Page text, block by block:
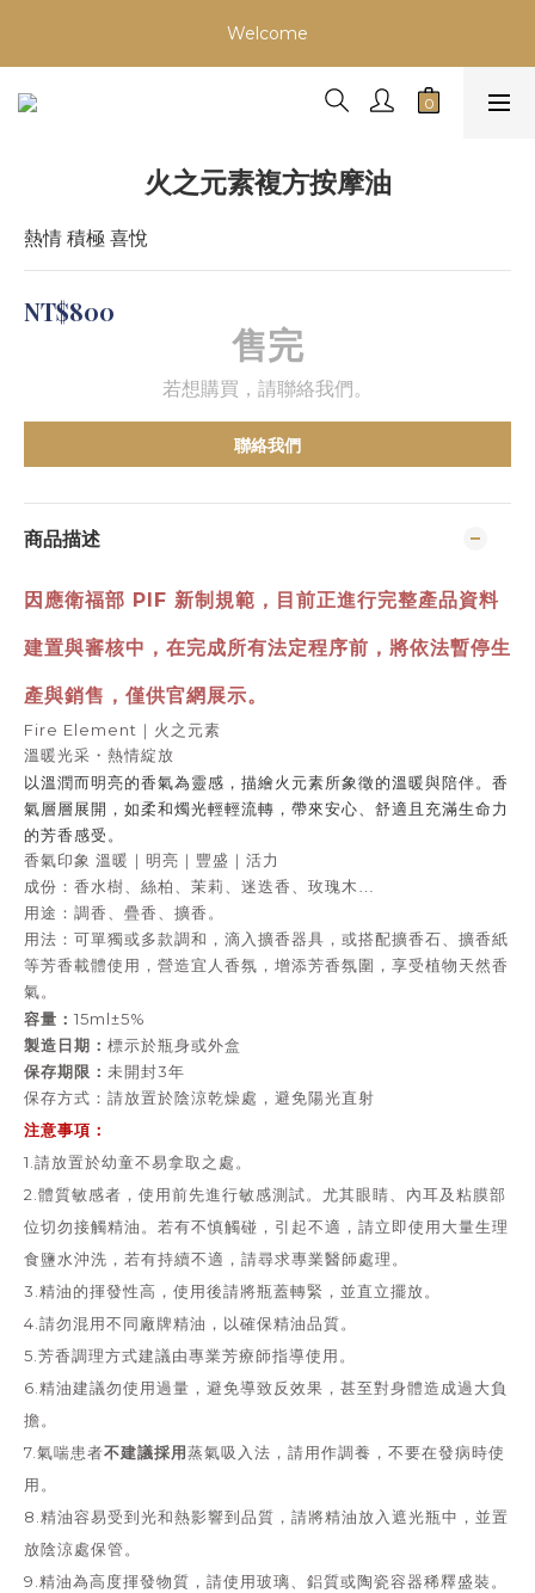
Welcome
Welcome
會員超商取貨首次免運！
【享年度88折】
火之元素複方按摩油
熱情 積極 喜悅
NT$800
售完
若想購買，請聯絡我們。
聯絡我們
商品描述
因應衛福部 PIF 新制規範，目前正進行完整產品資料
建置與審核中， 在完成所有法定程序前，將依法暫停生
產與銷售，僅供官網展示。
Fire Element｜火之元素
溫暖光采・熱情綻放
以溫潤而明亮的香氣為靈感，描繪火元素所象徵的溫暖與陪伴。香
氣層層展開，如柔和燭光輕輕流轉，帶來安心、舒適且充滿生命力
的芳香感受。
香氣印象 溫暖｜明亮｜豐盛｜活力
成份：香水樹、絲柏、茉莉、迷迭香、玫瑰木…
用途： 調香、疊香、擴香。
用法： 可單獨或多款調和，滴入擴香器具，或搭配擴香石、擴香紙
等芳香載體使用，營造宜人香氛，增添芳香氛圍，享受植物天然香
氣。
容量： 15ml±5%
製造日期： 標示於瓶身或外盒
保存期限： 未開封3年
保存方式：請放置於陰涼乾燥處，避免陽光直射
注意事項：
1.請放置於幼童不易拿取之處。
2.體質敏感者，使用前先進行敏感測試。尤其眼睛、內耳及粘膜部
位切勿接觸精油。若有不慎觸碰，引起不適，請立即使用大量生理
食鹽水沖洗，若有持續不適，請尋求專業醫師處理。
3.精油的揮發性高，使用後請將瓶蓋轉緊，並直立擺放。
4.請勿混用不同廠牌精油，以確保精油品質。
5.芳香調理方式建議由專業芳療師指導使用。
6.精油建議勿使用過量，避免導致反效果，甚至對身體造成過大負
擔。
7.氣喘患者不建議採用蒸氣吸入法，請用作調養，不要在發病時使
用。
8.精油容易受到光和熱影響到品質，請將精油放入遮光瓶中，並置
放陰涼處保管。
9.精油為高度揮發物質，請使用玻璃、鋁質或陶瓷容器稀釋盛裝。